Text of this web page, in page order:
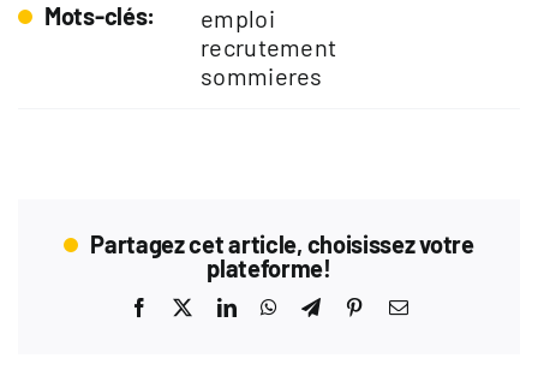
Mots-clés:
emploi
recrutement
sommieres
Partagez cet article, choisissez votre
plateforme!
Facebook LinkedInWhatsApp
TelegramPinterestEmail